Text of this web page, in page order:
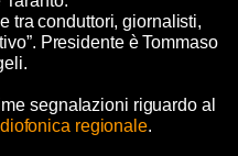
tra conduttori, giornalisti,
Presidente è Tommaso
segnalazioni riguardo al
regionale.